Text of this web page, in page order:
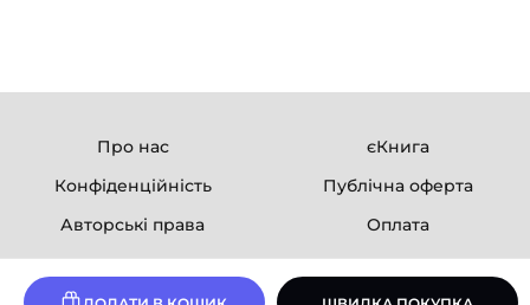
Про нас
єКнига
Конфіденційність
Публічна оферта
Авторські права
Оплата